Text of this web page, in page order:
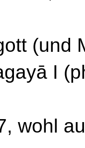
(und
I
wohl